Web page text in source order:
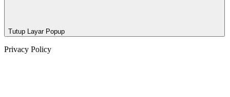
Tutup Layar Popup
Privacy Policy